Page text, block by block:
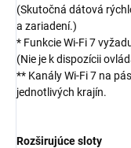
(Skutočná dátová
a zariadení.)
* Funkcie Wi-Fi 7
(Nie je k dispozícii
** Kanály Wi-Fi 7 na
jednotlivých krajín.
Rozširujúce sloty